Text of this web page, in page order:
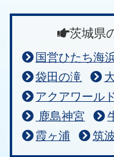
茨城県
国営ひたち海
袋田の滝
アクアワール
鹿島神宮
霞ヶ浦
筑